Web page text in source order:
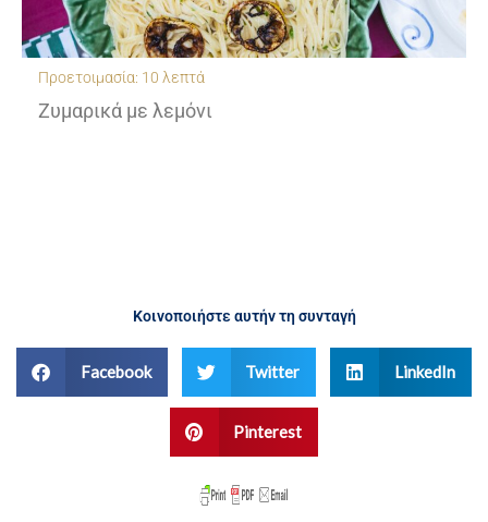
Χρόνος προετοιμασίας: 30 λεπτά
Κρεμώδες κριθαράκι με ψητά ντοματίνια και
Κοινοποιήστε αυτήν τη συνταγή
Facebook Twitter LinkedIn
Pinterest